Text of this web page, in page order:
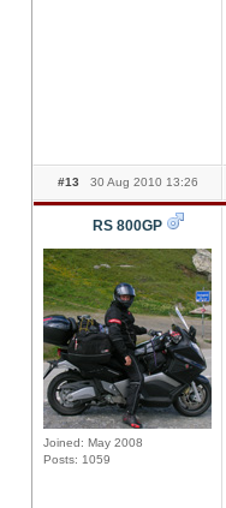
#13 30 Aug 2010 13:26
RS 800GP
Joined: May 2008
Posts: 1059